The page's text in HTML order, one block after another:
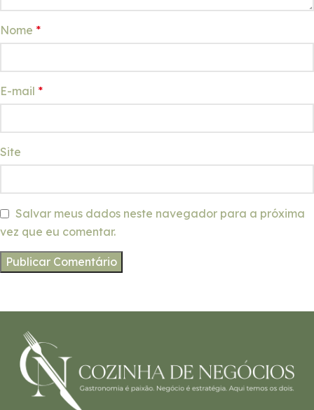
Nome *
E-mail *
Site
Salvar meus dados neste navegador para a próxima
vez que eu comentar.